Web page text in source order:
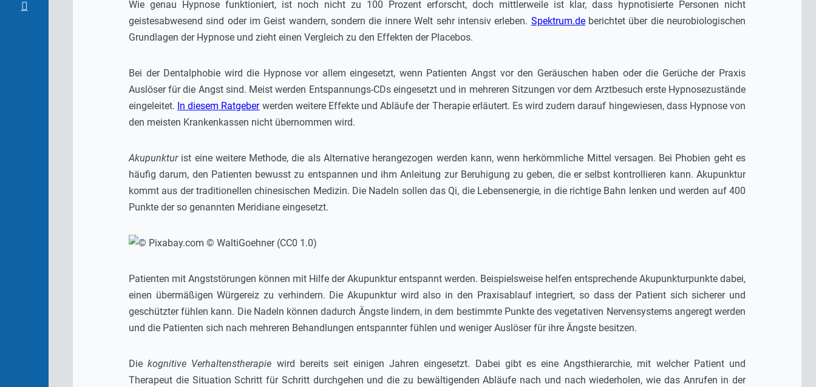
Wie genau Hypnose funktioniert, ist noch nicht zu 100 Prozent erforscht, doch mittlerweile ist klar, dass hypnotisierte Personen nicht
geistesabwesend sind oder im Geist wandern, sondern die innere Welt sehr intensiv erleben. Spektrum.deberichtet über die neurobiologischen
Grundlagen der Hypnose und zieht einen Vergleich zu den Effekten der Placebos.
Bei der Dentalphobie wird die Hypnose vor allem eingesetzt, wenn Patienten Angst vor den Geräuschen haben oder die Gerüche der Praxis
Auslöser für die Angst sind. Meist werden Entspannungs-CDs eingesetzt und in mehreren Sitzungen vor dem Arztbesuch erste Hypnosezustände
eingeleitet. In diesem Ratgeberwerden weitere Effekte und Abläufe der Therapie erläutert. Es wird zudem darauf hingewiesen, dass Hypnose von
den meisten Krankenkassen nicht übernommen wird.
Akupunktur ist eine weitere Methode, die als Alternative herangezogen werden kann, wenn herkömmliche Mittel versagen. Bei Phobien geht es
häufig darum, den Patienten bewusst zu entspannen und ihm Anleitung zur Beruhigung zu geben, die er selbst kontrollieren kann. Akupunktur
kommt aus der traditionellen chinesischen Medizin. Die Nadeln sollen das Qi, die Lebensenergie, in die richtige Bahn lenken und werden auf 400
Punkte der so genannten Meridiane eingesetzt.
Patienten mit Angststörungen können mit Hilfe der Akupunktur entspannt werden. Beispielsweise helfen entsprechende Akupunkturpunkte dabei,
einen übermäßigen Würgereiz zu verhindern. Die Akupunktur wird also in den Praxisablauf integriert, so dass der Patient sich sicherer und
geschützter fühlen kann. Die Nadeln können dadurch Ängste lindern, in dem bestimmte Punkte des vegetativen Nervensystems angeregt werden
und die Patienten sich nach mehreren Behandlungen entspannter fühlen und weniger Auslöser für ihre Ängste besitzen.
Diekognitive Verhaltenstherapie wird bereits seit einigen Jahren eingesetzt. Dabei gibt es eine Angsthierarchie, mit welcher Patient und
Therapeut die Situation Schritt für Schritt durchgehen und die zu bewältigenden Abläufe nach und nach wiederholen, wie das Anrufen in der